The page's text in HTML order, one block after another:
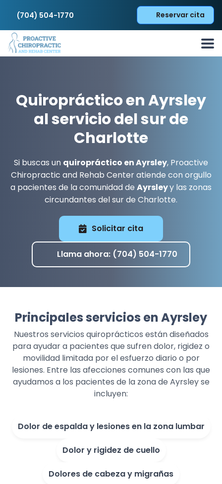
(704) 504-1770 Reservar cita
Quiropráctico en Ayrsley
al servicio del sur de
Charlotte
Si buscas un quiropráctico en Ayrsley, Proactive
Chiropractic and Rehab Center atiende con orgullo
a pacientes de la comunidad de Ayrsleyy las zonas
circundantes del sur de Charlotte.
Solicitar cita
Llama ahora: (704) 504-1770
Principales servicios en Ayrsley
Nuestros servicios quiroprácticos están diseñados
para ayudar a pacientes que sufren dolor, rigidez o
movilidad limitada por el esfuerzo diario o por
lesiones. Entre las afecciones comunes con las que
ayudamos a los pacientes de la zona de Ayrsley se
incluyen:
Dolor de espalda y lesiones en la zona lumbar
Dolor y rigidez de cuello
Dolores de cabeza y migrañas